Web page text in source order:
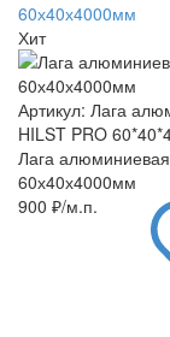
60х40х4000мм
Хит
Артикул: Лага
HILST PRO
Лага
60х40х4000мм
900 ₽/м.п.